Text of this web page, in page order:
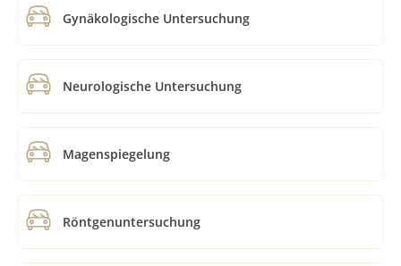
Gynäkologische Untersuchung
Neurologische Untersuchung
Magenspiegelung
Röntgenuntersuchung